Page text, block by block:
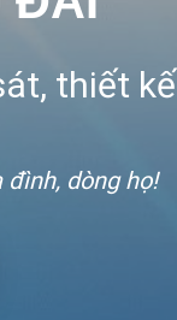
thiết kế
đình, dòng họ!